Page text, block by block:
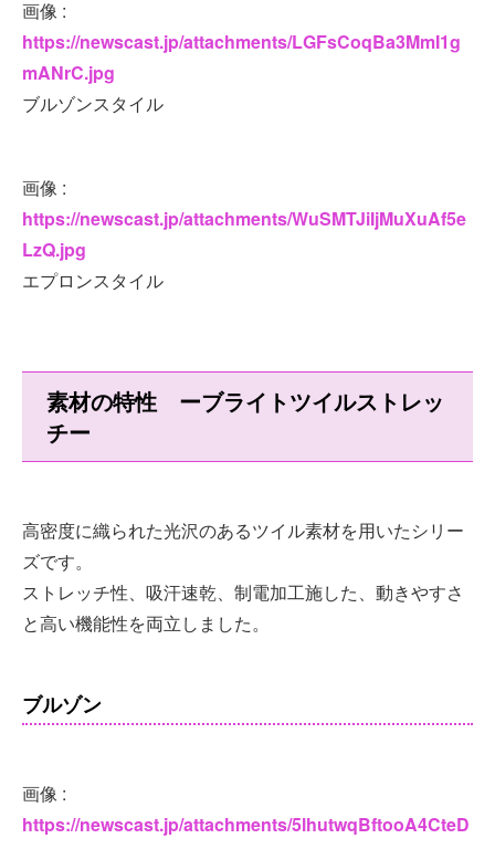
画像 :
https://newscast.jp/attachments/LGFsCoqBa3MmI1g
mANrC.jpg
ブルゾンスタイル
画像 :
https://newscast.jp/attachments/WuSMTJiIjMuXuAf5e
LzQ.jpg
エプロンスタイル
素材の特性 ーブライトツイルストレッ
チー
高密度に織られた光沢のあるツイル素材を用いたシリー
ズです。
ストレッチ性、吸汗速乾、制電加工施した、動きやすさ
と高い機能性を両立しました。
ブルゾン
画像 :
https://newscast.jp/attachments/5lhutwqBftooA4CteD